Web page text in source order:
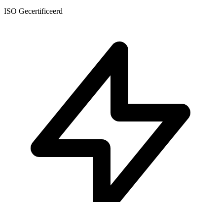
ISO Gecertificeerd